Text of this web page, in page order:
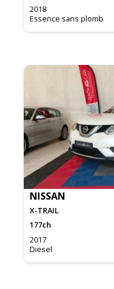
2018
Essence sans plomb
NISSAN
X-TRAIL
177ch
2017
Diesel